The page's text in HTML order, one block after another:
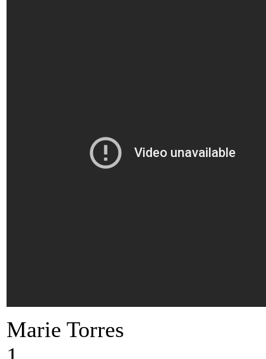
Marie Torres